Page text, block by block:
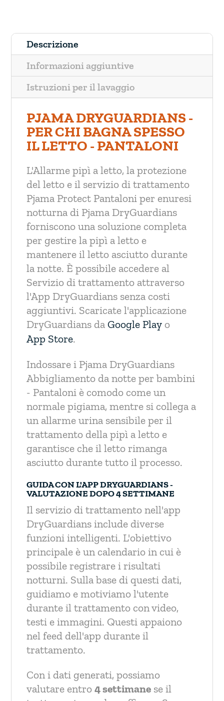
Descrizione
Informazioni aggiuntive
Istruzioni per il lavaggio
PJAMA DRYGUARDIANS -
PER CHI BAGNA SPESSO
IL LETTO - PANTALONI
L'Allarme pipì a letto, la protezione
del letto e il servizio di trattamento
Pjama Protect Pantaloni per enuresi
notturna di Pjama DryGuardians
forniscono una soluzione completa
per gestire la pipì a letto e
mantenere il letto asciutto durante
la notte. È possibile accedere al
Servizio di trattamento attraverso
l'App DryGuardians senza costi
aggiuntivi. Scaricate l'applicazione
DryGuardians daGoogle Play o
App Store.
Indossare i Pjama DryGuardians
Abbigliamento da notte per bambini
- Pantaloni è comodo come un
normale pigiama, mentre si collega a
un allarme urina sensibile per il
trattamento della pipì a letto e
garantisce che il letto rimanga
asciutto durante tutto il processo.
GUIDA CON L'APP DRYGUARDIANS -
VALUTAZIONE DOPO 4 SETTIMANE
Il servizio di trattamento nell'app
DryGuardians include diverse
funzioni intelligenti. L'obiettivo
principale è un calendario in cui è
possibile registrare i risultati
notturni. Sulla base di questi dati,
guidiamo e motiviamo l'utente
durante il trattamento con video,
testi e immagini. Questi appaiono
nel feed dell'app durante il
trattamento.
Con i dati generati, possiamo
valutare entro4 settimane se il